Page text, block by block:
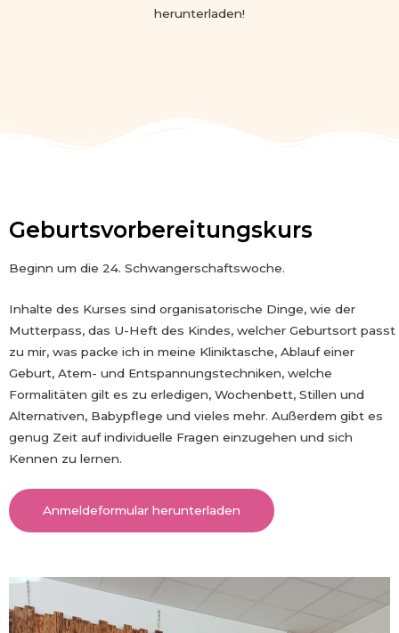
herunterladen!
Geburtsvorbereitungskurs
Beginn um die 24. Schwangerschaftswoche.
Inhalte des Kurses sind organisatorische Dinge, wie der
Mutterpass, das U-Heft des Kindes, welcher Geburtsort passt
zu mir, was packe ich in meine Kliniktasche, Ablauf einer
Geburt, Atem- und Entspannungstechniken, welche
Formalitäten gilt es zu erledigen, Wochenbett, Stillen und
Alternativen, Babypflege und vieles mehr. Außerdem gibt es
genug Zeit auf individuelle Fragen einzugehen und sich
Kennen zu lernen.
Anmeldeformular herunterladen